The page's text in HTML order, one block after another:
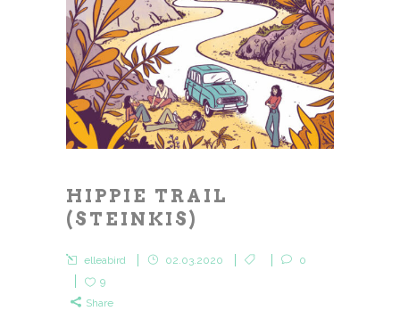
HIPPIE TRAIL
(STEINKIS)
elleabird 02.03.2020
0
9
Share